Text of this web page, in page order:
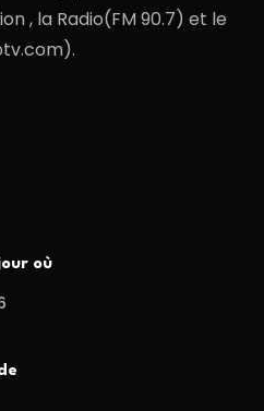
, la Radio(FM 90.7) et le
où